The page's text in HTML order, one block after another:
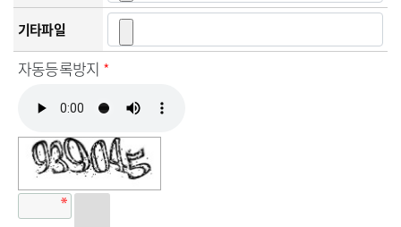
기타파일
자동등록방지 *